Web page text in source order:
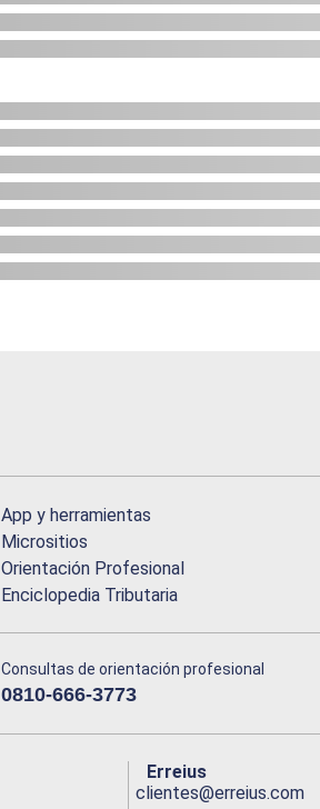
App y herramientas
Micrositios
Orientación Profesional
Enciclopedia Tributaria
Consultas de orientación profesional
0810-666-3773
Erreius
clientes@erreius.com